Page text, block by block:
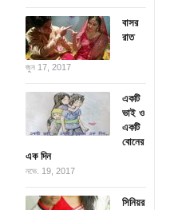
বাসর
রাত
জুন 17, 2017
একটি
ভাই ও
একটি
বোনের
এক দিন
নভে. 19, 2017
সিনিয়র